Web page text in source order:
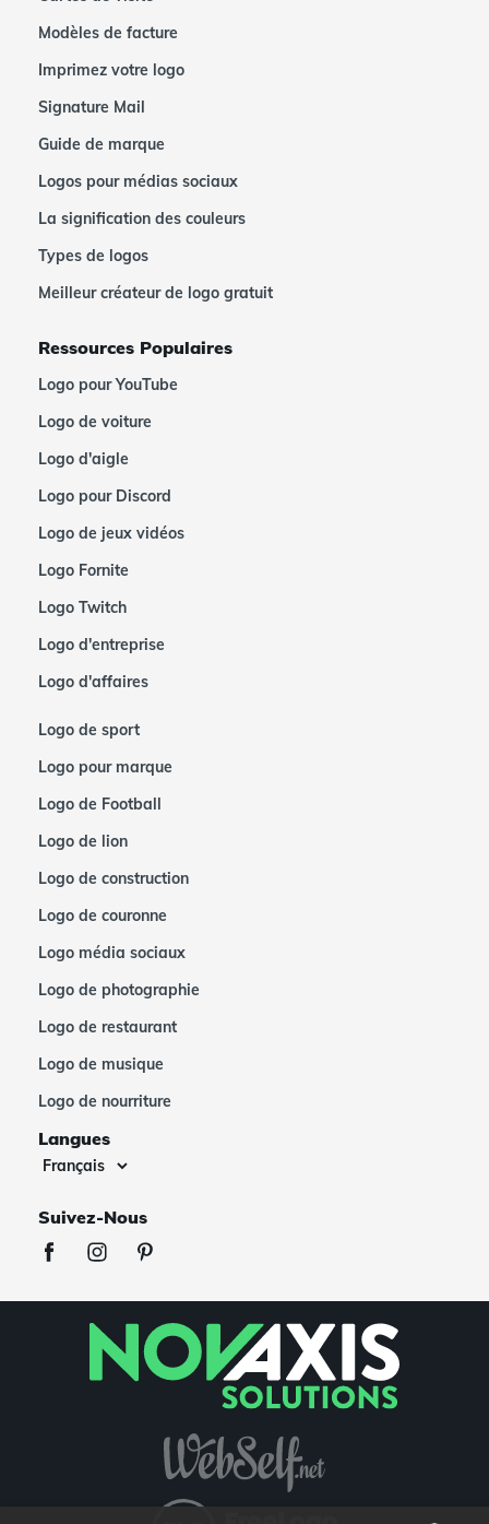
Modèles de facture
Imprimez votre logo
Signature Mail
Guide de marque
Logos pour médias sociaux
La signification des couleurs
Types de logos
Meilleur créateur de logo gratuit
Ressources Populaires
Logo pour YouTube
Logo de voiture
Logo d'aigle
Logo pour Discord
Logo de jeux vidéos
Logo Fornite
Logo Twitch
Logo d'entreprise
Logo d'affaires
Logo de sport
Logo pour marque
Logo de Football
Logo de lion
Logo de construction
Logo de couronne
Logo média sociaux
Logo de photographie
Logo de restaurant
Logo de musique
Logo de nourriture
Langues
Suivez-Nous